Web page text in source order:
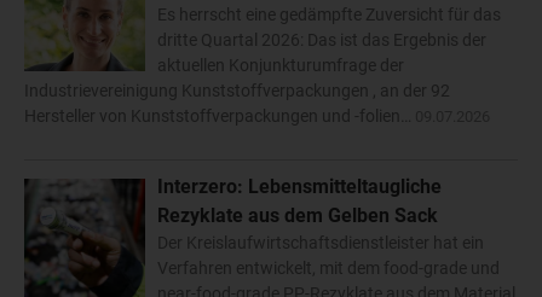
Es herrscht eine gedämpfte Zuversicht für das
dritte Quartal 2026: Das ist das Ergebnis der
aktuellen Konjunkturumfrage der
Industrievereinigung Kunststoffverpackungen , an der 92
Hersteller von Kunststoffverpackungen und -folien…
Interzero: Lebensmitteltaugliche
Rezyklate aus dem Gelben Sack
Der Kreislaufwirtschaftsdienstleister hat ein
Verfahren entwickelt, mit dem food-grade und